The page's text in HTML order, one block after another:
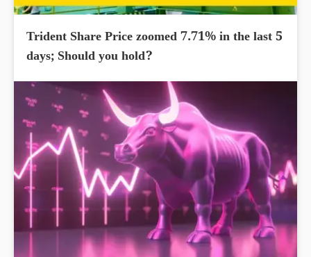
Trident Share Price zoomed 7.71% in the last 5
days; Should you hold?